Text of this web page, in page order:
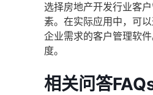
选择房地产开发行业客
素。在实际应用中，可
企业需求的客户管理软
度。
相关问答FAQs